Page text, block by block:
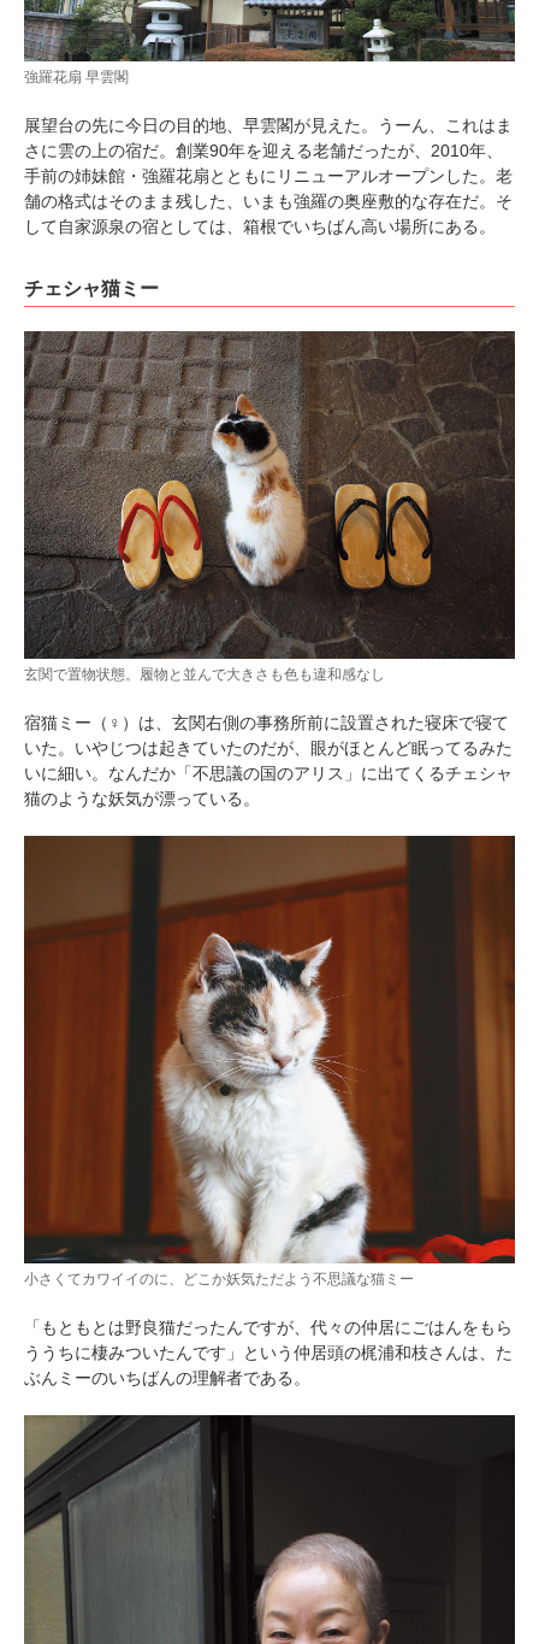
強羅花扇 早雲閣
展望台の先に今日の目的地、早雲閣が見えた。うーん、これはま
さに雲の上の宿だ。創業90年を迎える老舗だったが、2010年、
手前の姉妹館・強羅花扇とともにリニューアルオープンした。老
舗の格式はそのまま残した、いまも強羅の奥座敷的な存在だ。そ
して自家源泉の宿としては、箱根でいちばん高い場所にある。
チェシャ猫ミー
玄関で置物状態。履物と並んで大きさも色も違和感なし
宿猫ミー（♀）は、玄関右側の事務所前に設置された寝床で寝て
いた。いやじつは起きていたのだが、眼がほとんど眠ってるみた
いに細い。なんだか「不思議の国のアリス」に出てくるチェシャ
猫のような妖気が漂っている。
小さくてカワイイのに、どこか妖気ただよう不思議な猫ミー
「もともとは野良猫だったんですが、代々の仲居にごはんをもら
ううちに棲みついたんです」という仲居頭の梶浦和枝さんは、た
ぶんミーのいちばんの理解者である。